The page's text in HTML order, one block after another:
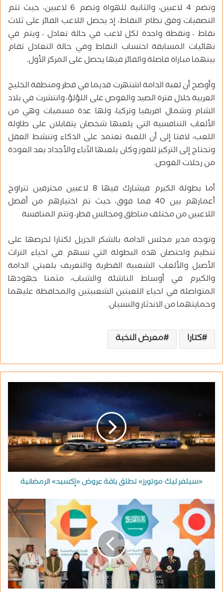
وتضم 4 لاعبين، والثانية للهواة وتضم 6 لاعبين، حيث تتم
التصفيات وفق نظام النقاط، إذ يحصل اللاعب الفائز على ثلاث
نقاط ، ونقطة واحدة لكل لاعب في حالة تعادل ، ويتم في
نهائيات المسابقة احتساب النقاط وفي حالة التعادل تقام
بينهما مباراة فاصلة والفائز فيها يحصل على المركز الأول.
وأوضح أن لعبة الدامة اشتهرت قديما في قطر ومنطقة الخليج
العربية خلال فترة الصيد والغوص على اللؤلؤ، وانتشرت في بلاد
الشام وشمال افريقيا وتركيا، ولها عدة مسميات وهي من
الألعاب التنافسية التي يلعبها شخصان يتقابلان على طاولة
اللعب، لافتا إلى أن اللعبة تعتمد على الذكاء وتنشط العقل
وتحتاج إلى التركيز للفوز وكان يلعبها الآباء والأجداد بعد العودة
من رحلات الغوص.
أما بطولة الكيرم فيشارك فيها 8 لاعبين محترفين تتراوح
أعمارهم بين 40 فما فوق، حيث تم اختيارهم من أفضل
اللاعبين من مختلف مناطق ومجالس قطر، وتتم المنافسة
وتوجه مدير مجلس الدامة بالشكر الجزيل لكتارا لحرصها على
تنظيم واحتضان هذه البطولة التي تسهم في احياء التراث
الأصيل والألعاب الشعبية القطرية والتعريف بلعبتي الدامة
والكيرم في أوساط الناشئة والشباب، مثمنا جهودها
المتواصلة في احياء اللعبتين الشعبيتين والمحافظة عليهما
وحمايتهما من الاندثار والنسيان.
كتارا معرض النخبة
«سيلفر ليك موتورز» تطلق باقة عروض «إكسيد» الرمضانية